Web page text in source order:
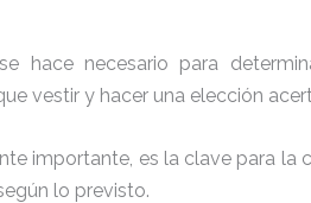
hace necesario para
vestir y hacer una elección
importante, es la clave para
lo previsto.